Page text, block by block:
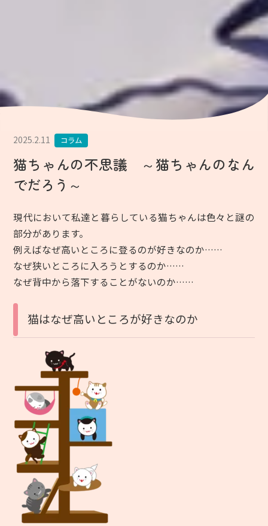
2025.2.11 コラム
猫ちゃんの不思議 ～猫ちゃんのなん
でだろう～
現代において私達と暮らしている猫ちゃんは色々と謎の
部分があります。
例えばなぜ高いところに登るのが好きなのか……
なぜ狭いところに入ろうとするのか……
なぜ背中から落下することがないのか……
猫はなぜ高いところが好きなのか